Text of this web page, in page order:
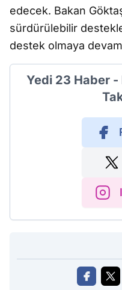
edecek. Bakan
sürdürülebilir
destek olmaya
Yedi 23 Haber